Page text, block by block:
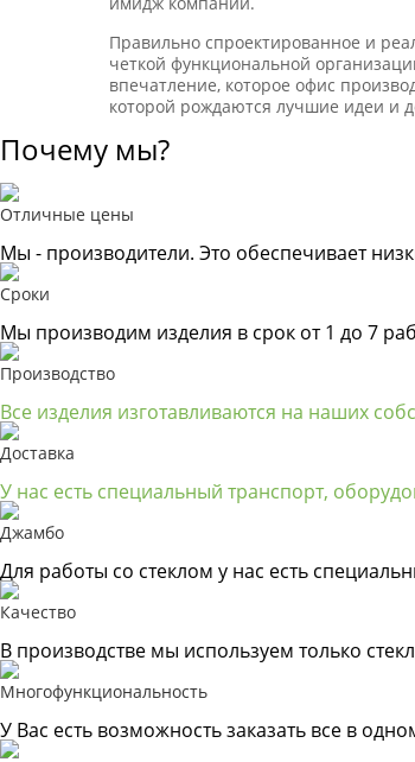
Правильно спроектированное и
четкой функциональной
впечатление, которое офис
которой рождаются лучшие идеи и
Почему мы?
Отличные цены
Мы - производители. Это обеспечивает
Сроки
Мы производим изделия в срок от 1 до 7
Производство
Все изделия изготавливаются на наших
Доставка
У нас есть специальный транспорт,
Джамбо
Для работы со стеклом у нас есть
Качество
В производстве мы используем только
Многофункциональность
У Вас есть возможность заказать все в